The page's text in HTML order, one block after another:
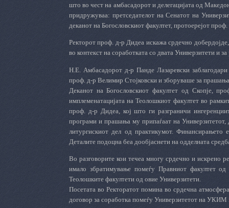
што во чест на амбасадорот и делегацијата од
придружуваа: претседателот на Сенатот на
деканот на Богословскиот факултет, протоерејот
Ректорот проф. д-р Дидеа искажа срдечно
во контекст на соработката со двата Универзитети и
Н.Е. Амбасадорот д-р Панде Лазаревски заблагодари
проф. д-р Велимир Стојковски и зборуваше за
Деканот на Богословскиот факултет од Скопје,
имплеменатацијата на Теолошкиот факултет во
проф. д-р Дидеа, кој што ги разграничи
програми и прашања му припаѓаат на Универзитетот,
литургискиот дел од практикумот. Финансирањетое
Деталите подоцна беа дообјаснети на одделната
Во разговорите кои течеа многу срдечно и искрено
имало збратимување помеѓу Правниот факултет
Теолошките факултети од овие Универзитети.
Посетата во Ректоратот помина во срдечна
договор за соработка помеѓу Универзитетот на